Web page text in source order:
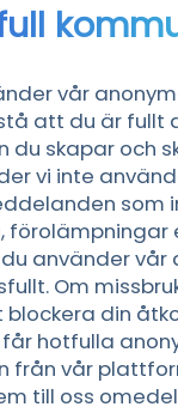
vår
att du är fullt
skapar och
vi inte
som
förolämpningar
använder vår
Om
blockera din
hotfulla
från vår
till oss